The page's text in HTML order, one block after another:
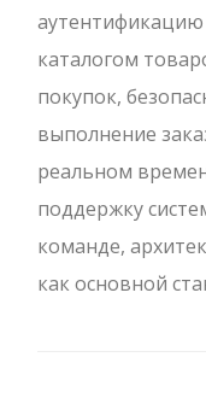
аутентификацию
каталогом
покупок,
выполнение
реальном
поддержку
команде,
как основной